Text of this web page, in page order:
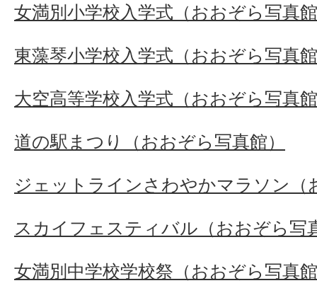
女満別小学校入学式（おおぞら写真
東藻琴小学校入学式（おおぞら写真
大空高等学校入学式（おおぞら写真
道の駅まつり（おおぞら写真館）
ジェットラインさわやかマラソン（
スカイフェスティバル（おおぞら写
女満別中学校学校祭（おおぞら写真